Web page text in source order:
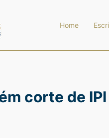
Home
corte de